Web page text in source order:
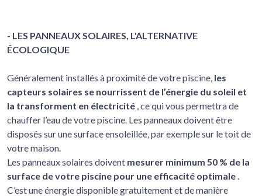
- LES PANNEAUX SOLAIRES, L'ALTERNATIVE
ÉCOLOGIQUE
Généralement installés à proximité de votre piscine, les
capteurs solaires se nourrissent de l’énergie du soleil et
la transforment en électricité , ce qui vous permettra de
chauffer l’eau de votre piscine. Les panneaux doivent être
disposés sur une surface ensoleillée, par exemple sur le toit de
votre maison.
Les panneaux solaires doivent mesurer minimum 50 % de la
surface de votre piscine pour une efficacité optimale.
C’est une énergie disponible gratuitement et de manière